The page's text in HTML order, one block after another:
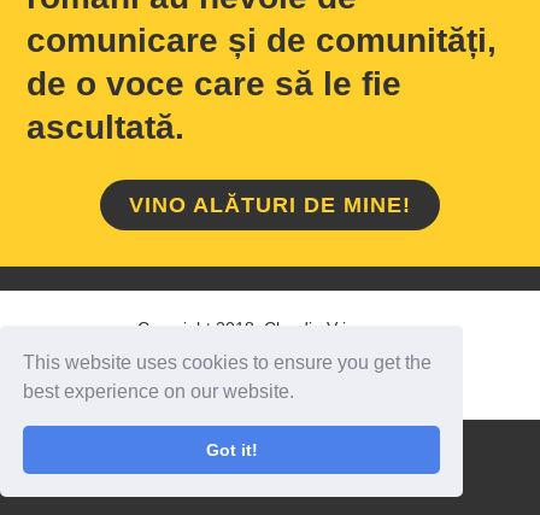
This website uses cookies to ensure you get the
best experience on our website.
Got it!
comunicare și de comunități,
de o voce care să le fie
ascultată.
VINO ALĂTURI DE MINE!
Copyright 2018 Claudiu Vrinceanu
HOME / DESPRE MINE CONTACT